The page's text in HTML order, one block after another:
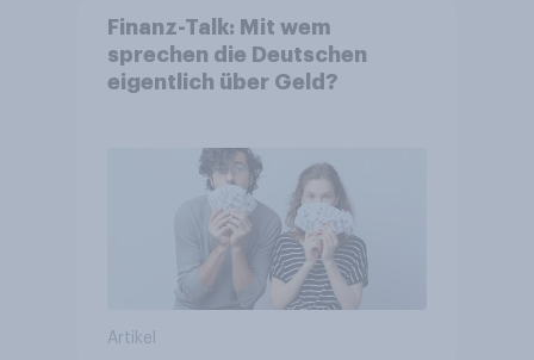
Finanz-Talk: Mit wem
sprechen die Deutschen
eigentlich über Geld?
Artikel